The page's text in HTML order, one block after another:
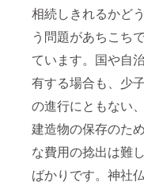
相続しきれるかど
う問題があちこち
ています。国や自
有する場合も、少
の進行にともない
建造物の保存のた
な費用の捻出は難
ばかりです。神社仏